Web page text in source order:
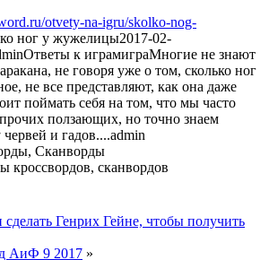
otvety-na-igru/skolko-nog-
ног у жужелицы2017-02-
Ответы к играмиграМногие не знают
не говоря уже о том, сколько ног
не все представляют, как она даже
поймать себя на том, что мы часто
ползающих, но точно знаем
червей и гадов....admin
Сканворды
Генрих Гейне, чтобы получить
АиФ 9 2017 »